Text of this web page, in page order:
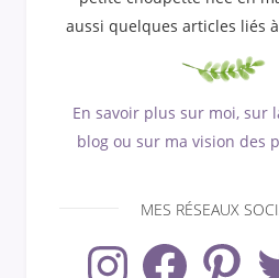
aussi quelques articles liés
En savoir plus sur moi, sur
blog ou sur ma vision des
MES RÉSEAUX
InstagramFacebook Pinterest